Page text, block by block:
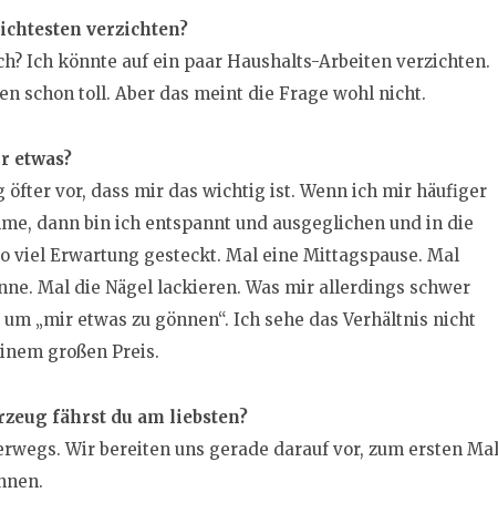
verzichten?
Ich könnte auf ein paar Haushalts-Arbeiten verzichten.
schon toll. Aber das meint die Frage wohl nicht.
etwas?
öfter vor, dass mir das wichtig ist. Wenn ich mir häufiger
dann bin ich entspannt und ausgeglichen und in die
viel Erwartung gesteckt. Mal eine Mittagspause. Mal
Mal die Nägel lackieren. Was mir allerdings schwer
„mir etwas zu gönnen“. Ich sehe das Verhältnis nicht
großen Preis.
fährst du am liebsten?
Wir bereiten uns gerade darauf vor, zum ersten Mal